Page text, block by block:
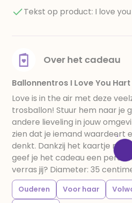
Tekst op product: I love you
Over het cadeau
Ballonnentros I Love You
Love is in the air met deze
trosballon! Stuur hem naar je
andere lieveling in jouw
zien dat je iemand waardeert
denkt. Dankzij het kaartje met
geef je het cadeau een
verras jij? Diameter: 35
Ouderen Voor haar